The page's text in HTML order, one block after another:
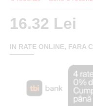
16.32 Lei
IN RATE ONLINE, FARA